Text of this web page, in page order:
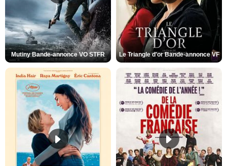
Mutiny Bande-annonce VO STFR Le Triangle d'or Bande-annonce VF